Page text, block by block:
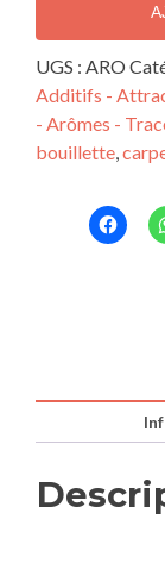
UGS : ARO
Additifs -
- Arômes -
bouillette